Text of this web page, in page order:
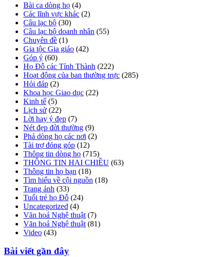
Bài ca dòng họ (4)
Các lĩnh vực khác (2)
Câu lạc bộ (30)
Câu lạc bộ doanh nhân (55)
Chuyên đề (1)
Gia tộc Gia giáo (42)
Góp ý (60)
Họ Đỗ các Tỉnh Thành (222)
Hoạt động của ban thường trực (285)
Hỏi đáp (2)
Khoa học Giao dục (22)
Kinh tế (5)
Lịch sử (22)
Lời hay ý đẹp (7)
Nét đẹp đời thường (9)
Phả dòng họ các nơi (2)
Tài trợ đóng góp (12)
Thông tin dòng họ (715)
THÔNG TIN HAI CHIỀU (63)
Thông tin họ bạn (18)
Tìm hiểu về cội nguồn (18)
Trang ảnh (33)
Tuổi trẻ họ Đỗ (24)
Uncategorized (4)
Văn hoá Nghệ thuật (7)
Văn hoá Nghệ thuật (81)
Video (43)
Bài viết gần đây